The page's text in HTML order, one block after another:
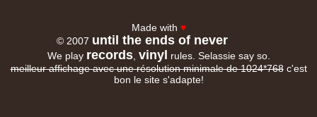
Made with ♥
© 2007 until the ends of never
We play records, vinyl
rules. Selassie say so.
meilleur affichage avec une résolution minimale de 1024*768c'est
bon le site s'adapte!